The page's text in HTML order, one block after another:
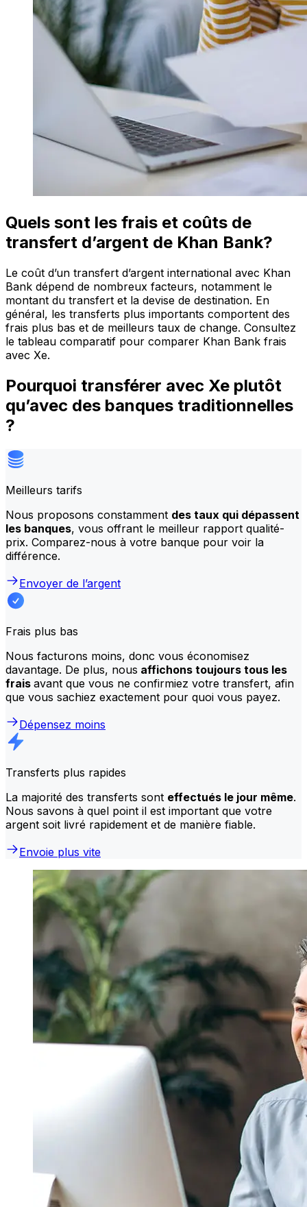
Quels sont les frais et coûts de
transfert d’argent de Khan Bank?
Le coût d’un transfert d’argent international avec Khan
Bank dépend de nombreux facteurs, notamment le
montant du transfert et la devise de destination. En
général, les transferts plus importants comportent des
frais plus bas et de meilleurs taux de change. Consultez
le tableau comparatif pour comparer Khan Bank frais
avec Xe.
Pourquoi transférer avec Xe plutôt
qu’avec des banques traditionnelles
?
Meilleurs tarifs
Nous proposons constamment des taux qui dépassent
les banques, vous offrant le meilleur rapport qualité-
prix. Comparez-nous à votre banque pour voir la
différence.
Envoyer de l’argent
Frais plus bas
Nous facturons moins, donc vous économisez
davantage. De plus, nous affichons toujours tous les
frais avant que vous ne confirmiez votre transfert, afin
que vous sachiez exactement pour quoi vous payez.
Dépensez moins
Transferts plus rapides
La majorité des transferts sont effectués le jour même.
Nous savons à quel point il est important que votre
argent soit livré rapidement et de manière fiable.
Envoie plus vite